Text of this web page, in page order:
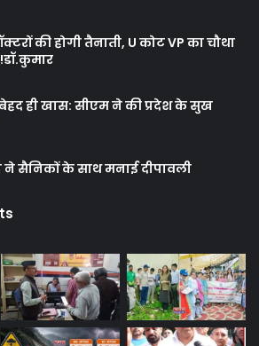
की होगी तैनाती, U कोट VP का चौथा
बेहद ही खास: सीएम ने की प्रदेश के सुख
सैनिकों के साथ मनाई दीपावली